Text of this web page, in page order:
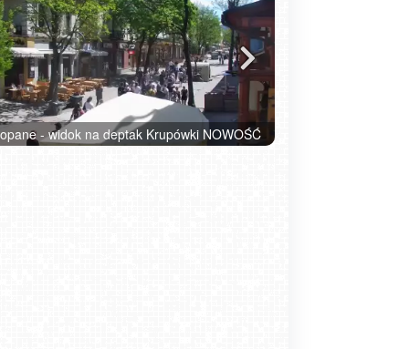
- widok na plażę - NOWOŚĆ